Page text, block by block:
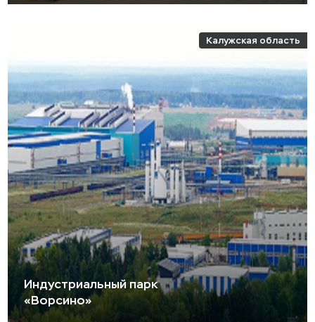
Калужская область
Индустриальный парк
«Ворсино»